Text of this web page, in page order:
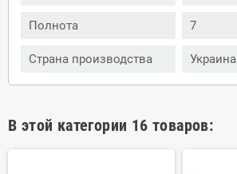
Полнота 7
Страна производства Украина
В этой категории 16 товаров: